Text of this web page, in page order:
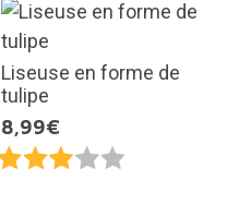
Liseuse en forme de
tulipe
8,99€